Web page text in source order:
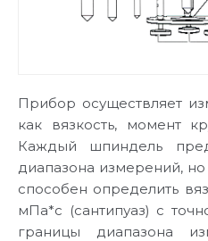
Прибор осуществляет
как вязкость, момент
Каждый шпиндель
диапазона измерений,
способен определить
мПа*с (сантипуаз) с
границы диапазона